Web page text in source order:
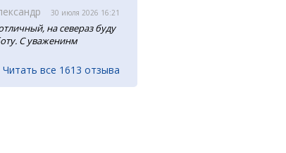
30 июля 2026 16:21
на севераз буду
С уваженинм
Читать все 1613 отзыва